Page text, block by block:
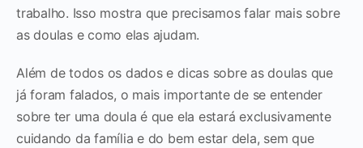
trabalho. Isso mostra que precisamos falar mais sobre
as doulas e como elas ajudam.
Além de todos os dados e dicas sobre as doulas que
já foram falados, o mais importante de se entender
sobre ter uma doula é que ela estará exclusivamente
cuidando da família e do bem estar dela, sem que